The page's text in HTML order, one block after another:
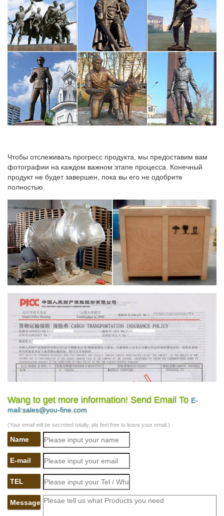
Чтобы отслеживать прогресс продукта, мы предоставим вам
фотографии на каждом важном этапе процесса. Конечный
продукт не будет завершен, пока вы его не одобрите
полностью.
Wang to get more information! Send Email To E-
mail:sales@you-fine.com
(Your email will be secreted totally, pls feel free to leave your email.)
Name
E-mail
TEL
Message